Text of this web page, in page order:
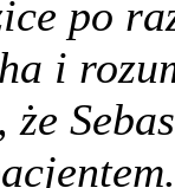
po
i